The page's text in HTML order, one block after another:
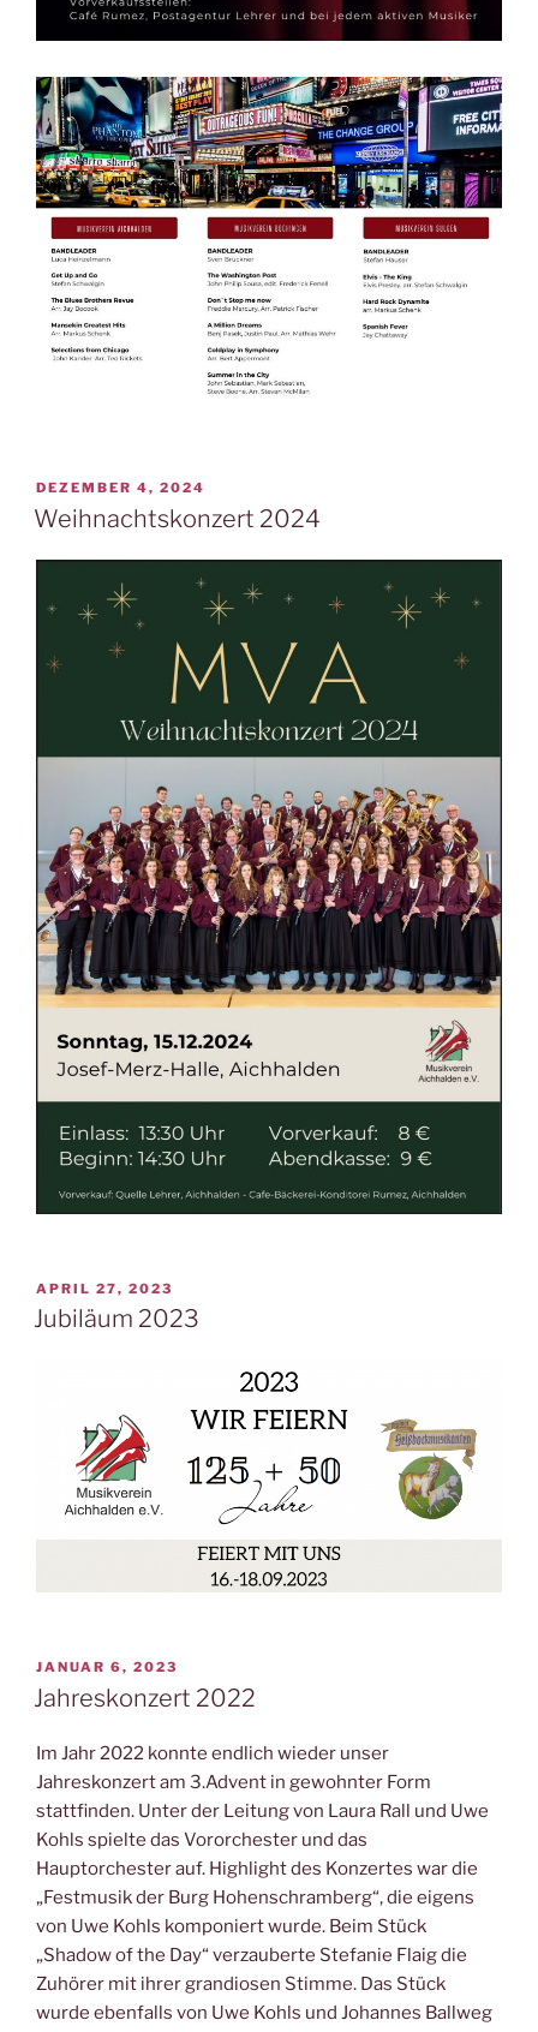
VERÖFFENTLICHT
AM
DEZEMBER 4, 2024
Weihnachtskonzert 2024
VERÖFFENTLICHT
AM
APRIL 27, 2023
Jubiläum 2023
VERÖFFENTLICHT
AM
JANUAR 6, 2023
Jahreskonzert 2022
Im Jahr 2022 konnte endlich wieder unser
Jahreskonzert am 3.Advent in gewohnter Form
stattfinden. Unter der Leitung von Laura Rall und Uwe
Kohls spielte das Vororchester und das
Hauptorchester auf. Highlight des Konzertes war die
„Festmusik der Burg Hohenschramberg“, die eigens
von Uwe Kohls komponiert wurde. Beim Stück
„Shadow of the Day“ verzauberte Stefanie Flaig die
Zuhörer mit ihrer grandiosen Stimme. Das Stück
wurde ebenfalls von Uwe Kohls und Johannes Ballweg